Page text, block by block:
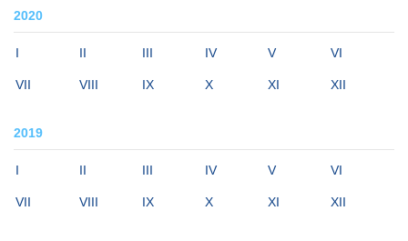
2020
I II III IV V VI
VII VIII IX X XI XII
2019
I II III IV V VI
VII VIII IX X XI XII